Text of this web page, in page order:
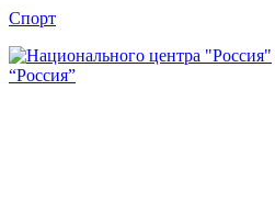
Спорт
“Россия”